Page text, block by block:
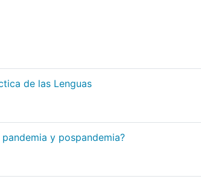
de las Lenguas
y pospandemia?